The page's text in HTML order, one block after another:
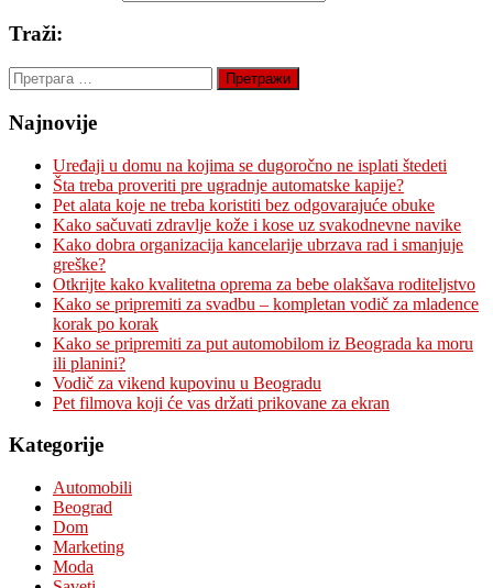
Traži:
Претрага
за:
Najnovije
Uređaji u domu na kojima se dugoročno ne isplati štedeti
Šta treba proveriti pre ugradnje automatske kapije?
Pet alata koje ne treba koristiti bez odgovarajuće obuke
Kako sačuvati zdravlje kože i kose uz svakodnevne navike
Kako dobra organizacija kancelarije ubrzava rad i smanjuje
greške?
Otkrijte kako kvalitetna oprema za bebe olakšava roditeljstvo
Kako se pripremiti za svadbu – kompletan vodič za mladence
korak po korak
Kako se pripremiti za put automobilom iz Beograda ka moru
ili planini?
Vodič za vikend kupovinu u Beogradu
Pet filmova koji će vas držati prikovane za ekran
Kategorije
Automobili
Beograd
Dom
Marketing
Moda